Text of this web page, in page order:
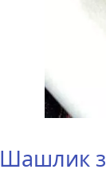
Шашлик